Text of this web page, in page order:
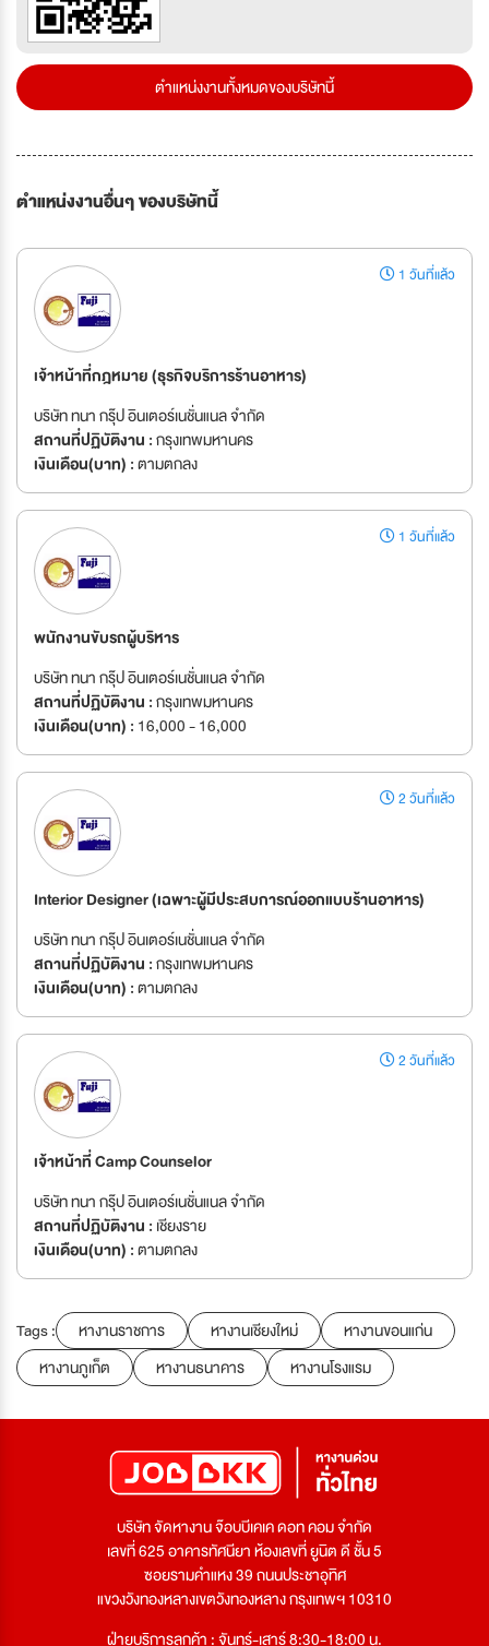
ตำแหน่งงานทั้งหมดของบริษัทนี้
ตำแหน่งงานอื่นๆ ของบริษัทนี้
1 วันที่แล้ว
เจ้าหน้าที่กฎหมาย (ธุรกิจบริการร้านอาหาร)
บริษัท ทนา กรุ๊ป อินเตอร์เนชั่นแนล จำกัด
สถานที่ปฏิบัติงาน :กรุงเทพมหานคร
เงินเดือน(บาท) :ตามตกลง
1 วันที่แล้ว
พนักงานขับรถผู้บริหาร
บริษัท ทนา กรุ๊ป อินเตอร์เนชั่นแนล จำกัด
สถานที่ปฏิบัติงาน :กรุงเทพมหานคร
เงินเดือน(บาท) : 16,000 - 16,000
2 วันที่แล้ว
Interior Designer (เฉพาะผู้มีประสบการณ์ออกแบบร้านอาหาร)
บริษัท ทนา กรุ๊ป อินเตอร์เนชั่นแนล จำกัด
สถานที่ปฏิบัติงาน :กรุงเทพมหานคร
เงินเดือน(บาท) :ตามตกลง
2 วันที่แล้ว
เจ้าหน้าที่ Camp Counselor
บริษัท ทนา กรุ๊ป อินเตอร์เนชั่นแนล จำกัด
สถานที่ปฏิบัติงาน : เชียงราย
เงินเดือน(บาท) :ตามตกลง
Tags : หางานราชการ หางานเชียงใหม่
หางานขอนแก่น
หางานภูเก็ต
หางานธนาคาร หางานโรงแรม
บริษัท จัดหางาน จ๊อบบีเคเค ดอท คอม จำกัด
เลขที่ 625 อาคารทัศนียา ห้องเลขที่ ยูนิต ดี ชั้น 5
ซอยรามคำแหง 39 ถนนประชาอุทิศ
แขวงวังทองหลางเขตวังทองหลาง กรุงเทพฯ 10310
ฝ่ายบริการลูกค้า : จันทร์-เสาร์ 8:30-18:00 น.